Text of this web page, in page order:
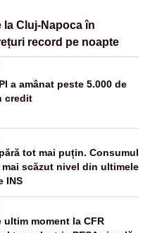
la Cluj-Napoca în
record pe noapte
a amânat peste 5.000 de
credit
tot mai puțin. Consumul
scăzut nivel din ultimele
INS
ultim moment la CFR